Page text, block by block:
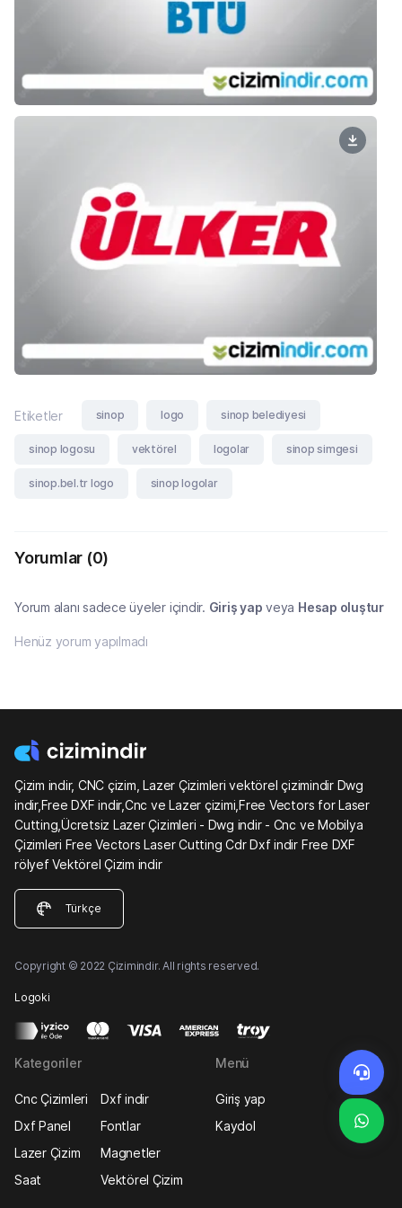
Etiketler sinop logo sinop belediyesi
sinop logosu vektörel logolar sinop simgesi
sinop.bel.tr logo sinop logolar
Yorumlar (0)
Yorum alanı sadece üyeler içindir. Giriş yap veya Hesap oluştur
Henüz yorum yapılmadı
Çizim indir, CNC çizim, Lazer Çizimleri vektörel çizimindir Dwg
indir,Free DXF indir,Cnc ve Lazer çizimi,Free Vectors for Laser
Cutting,Ücretsiz Lazer Çizimleri - Dwg indir - Cnc ve Mobilya
Çizimleri Free Vectors Laser Cutting Cdr Dxf indir Free DXF
rölyef Vektörel Çizim indir
Türkçe
Copyright © 2022 Çizimindir. All rights reserved.
Logoki
Kategoriler
Cnc Çizimleri
Dxf indir
Dxf Panel
Fontlar
Lazer Çizim
Magnetler
Saat
Vektörel Çizim
Menü
Giriş yap
Kaydol